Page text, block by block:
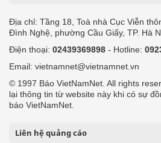
Địa chỉ: Tầng 18, Toà nhà Cục Viễn
Đình Nghệ, phường Cầu Giấy, TP. Hà
Điện thoại: 02439369898 - Hotline:
Email: vietnamnet@vietnamnet.vn
© 1997 Báo VietNamNet. All rights
lại thông tin từ website này khi có sự
báo VietNamNet.
Liên hệ quảng cáo